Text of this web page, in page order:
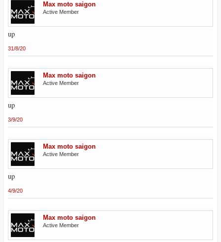
Max moto saigon
Active Member
up
31/8/20
Max moto saigon
Active Member
up
3/9/20
Max moto saigon
Active Member
up
4/9/20
Max moto saigon
Active Member